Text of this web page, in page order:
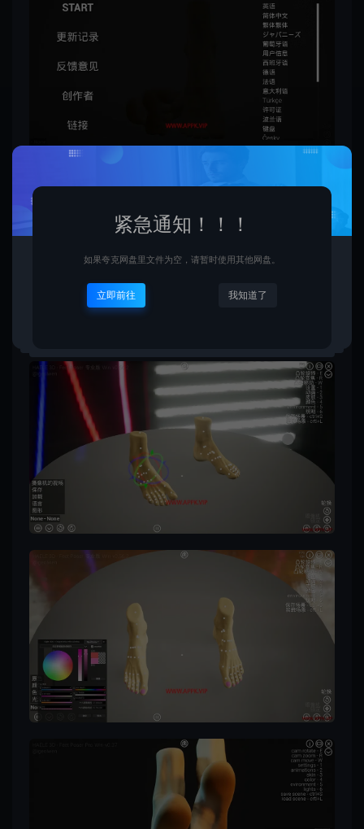
紧急通知！！！
如果夸克网盘里文件为空，请暂时使用其他网盘。
立即前往 我知道了